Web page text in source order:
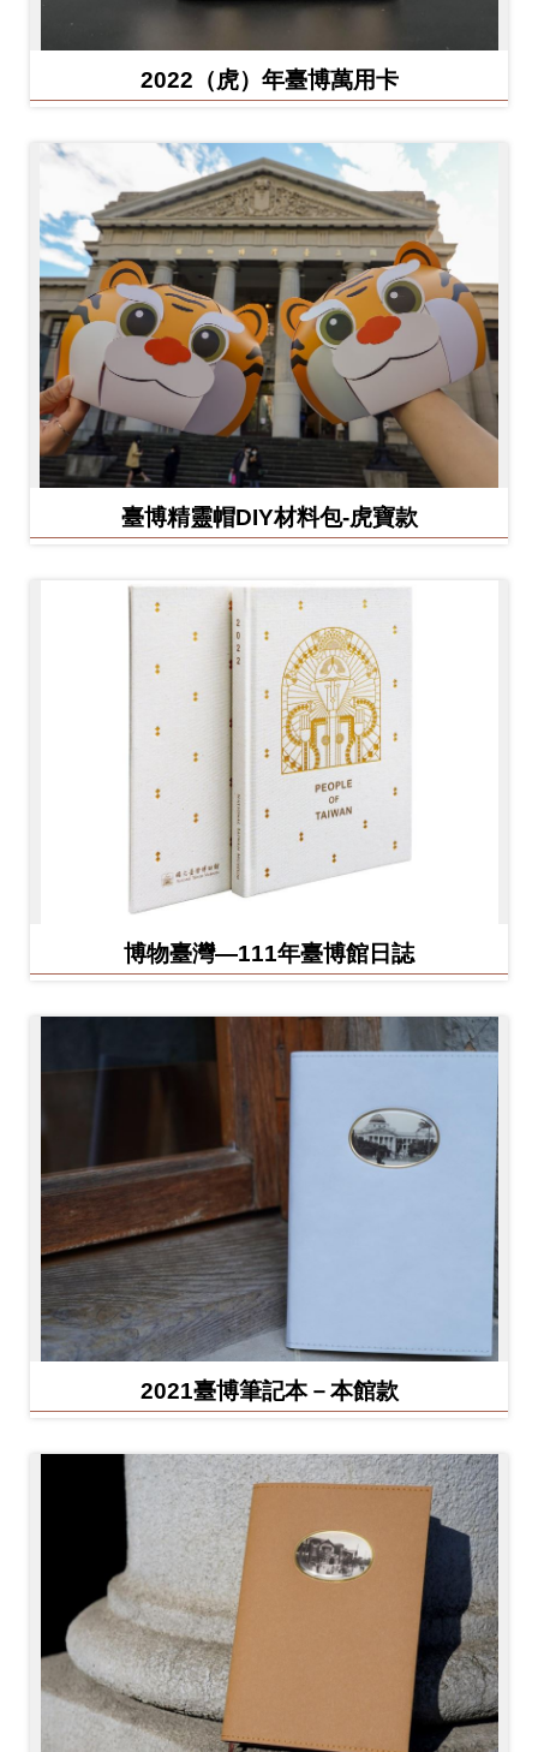
2022（虎）年臺博萬用卡
臺博精靈帽DIY材料包-虎寶款
博物臺灣—111年臺博館日誌
2021臺博筆記本－本館款